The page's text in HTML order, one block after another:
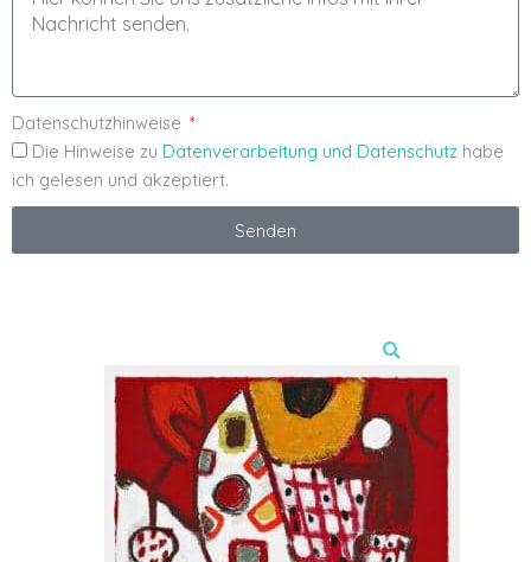
Datenschutzhinweise
Die Hinweise zu Datenverarbeitung und Datenschutz habe
ich gelesen und akzeptiert.
Senden